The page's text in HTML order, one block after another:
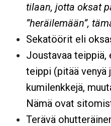
tilaan, jotta oksat
”heräilemään”,
Sekatöörit eli
Joustavaa teippiä,
teippi (pitää venyä
kumilenkkejä,
Nämä ovat
Terävä